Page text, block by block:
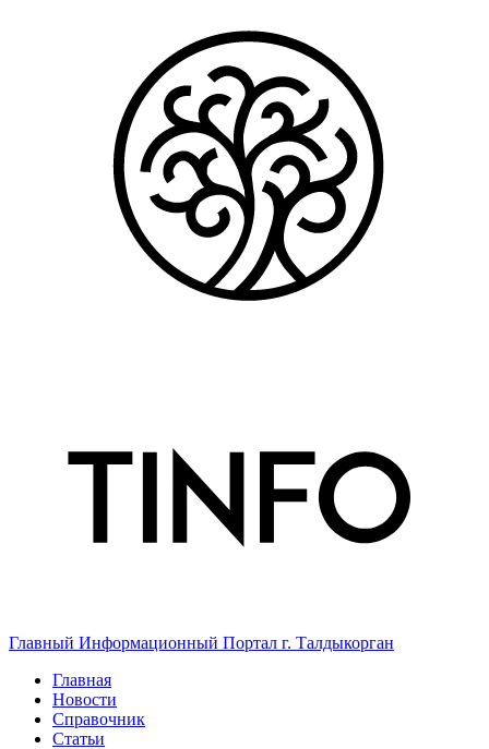
Главный Информационный Портал г. Талдыкорган
Главная
Новости
Справочник
Статьи